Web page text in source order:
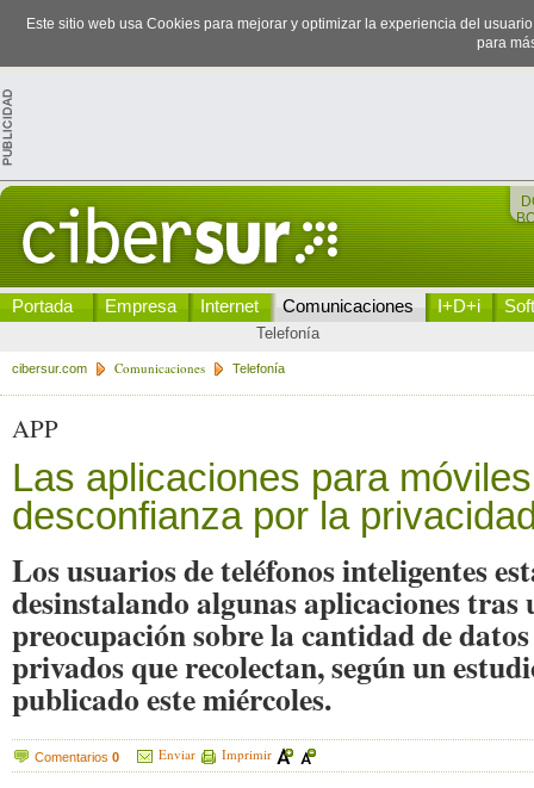
Este sitio web usa Cookies para mejorar y optimizar la experiencia del
para
Portada Empresa Internet Comunicaciones I+D+i
Telefonía
cibersur.com Comunicaciones Telefonía
APP
Las aplicaciones para
desconfianza por la
Los usuarios de teléfonos inteligentes
desinstalando algunas aplicaciones tras
preocupación sobre la cantidad de
privados que recolectan, según un
publicado este miércoles.
Comentarios 0 Enviar Imprimir